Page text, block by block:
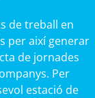
de treball en
per així generar
de jornades
Per
estació de